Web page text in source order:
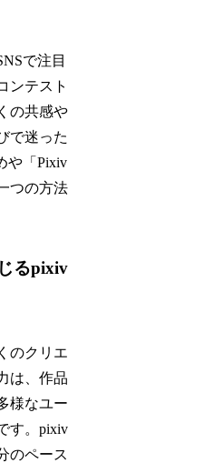
で注目
ンテスト
の共感や
で迷った
や「Pixiv
つの方法
るpixiv
のクリエ
は、作品
様なユー
す。pixiv
のペース